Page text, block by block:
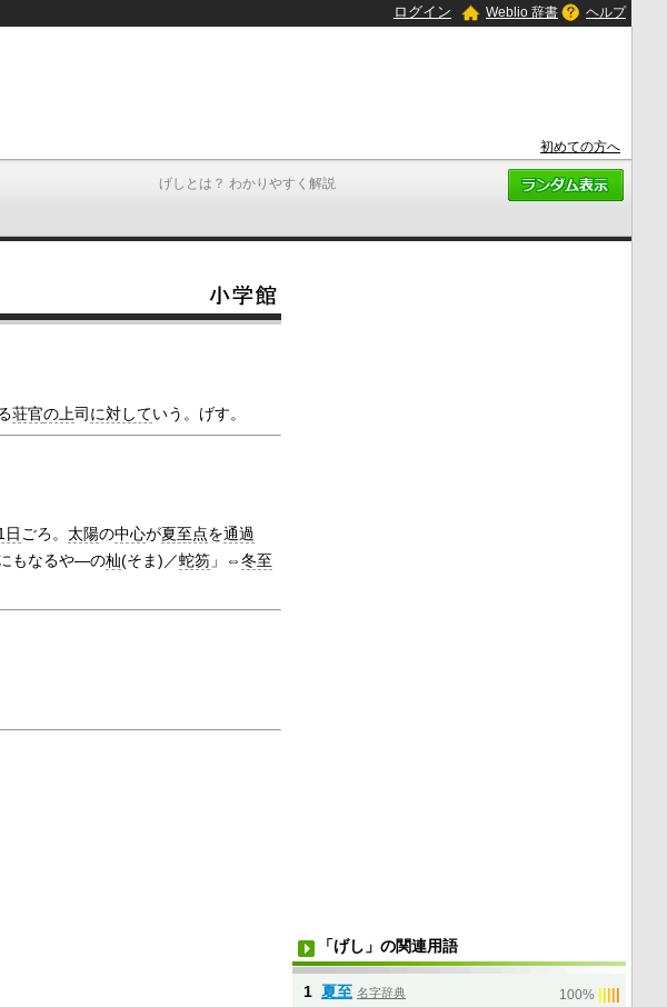
げしとは？ わかりやすく解説
ログイン Weblio 辞書 ヘルプ
初めての方へ
荘官の上司 に対していう。げす。
日ごろ。 太陽の中心が夏至点を通過
もなるや―の杣(そま)／蛇笏 」⇔冬至
「げし」の関連用語
1 夏至 名字辞典 100%